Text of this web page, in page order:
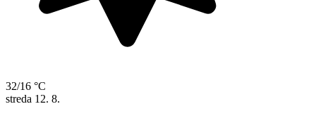
32/16 °C
streda 12. 8.